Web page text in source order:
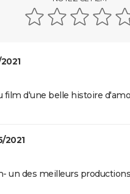
: synopsis,
streaming, avis...
famille : bande-annonce
film d'une belle histoire
2021
un des meilleurs